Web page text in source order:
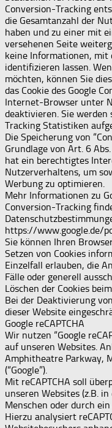
Conversion-Tracking
die Gesamtanzahl der
haben und zu einer mit
versehenen Seite
keine Informationen, mit
identifizieren lassen.
möchten, können Sie
das Cookie des Google
Internet-Browser unter
deaktivieren. Sie werden
Tracking Statistiken
Die Speicherung von
Grundlage von Art. 6
hat ein berechtigtes
Nutzerverhaltens, um
Werbung zu optimieren.
Mehr Informationen zu
Conversion-Tracking
https://www.google.de/
Sie können Ihren
Setzen von Cookies
Einzelfall erlauben, die
Fälle oder generell
Löschen der Cookies
Bei der Deaktivierung
dieser Website
Google reCAPTCHA
Wir nutzen “Google
auf unseren Websites.
Amphitheatre Parkway,
(“Google”).
Mit reCAPTCHA soll
unseren Websites (z.B.
Menschen oder durch
Hierzu analysiert